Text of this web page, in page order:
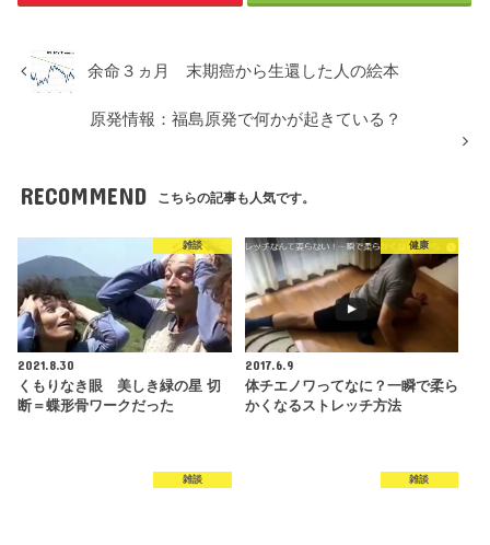
余命３ヵ月 末期癌から生還した人の絵本
原発情報：福島原発で何かが起きている？
RECOMMEND こちらの記事も人気です。
雑談
2021.8.30
くもりなき眼 美しき緑の星 切
断＝蝶形骨ワークだった
健康
2017.6.9
体チエノワってなに？一瞬で柔ら
かくなるストレッチ方法
雑談 雑談